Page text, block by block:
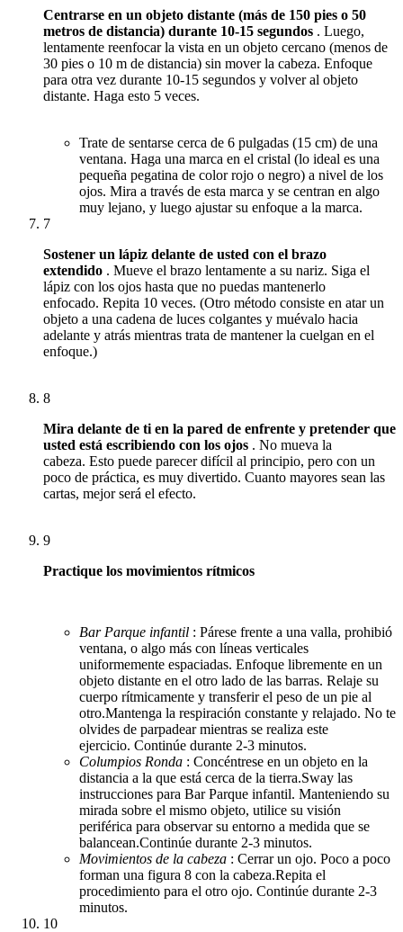
Centrarse en un objeto distante (más de 150 pies o 50
metros de distancia) durante 10-15 segundos . Luego,
lentamente reenfocar la vista en un objeto cercano (menos de
30 pies o 10 m de distancia) sin mover la cabeza. Enfoque
para otra vez durante 10-15 segundos y volver al objeto
distante. Haga esto 5 veces.
Trate de sentarse cerca de 6 pulgadas (15 cm) de una
ventana. Haga una marca en el cristal (lo ideal es una
pequeña pegatina de color rojo o negro) a nivel de los
ojos. Mira a través de esta marca y se centran en algo
muy lejano, y luego ajustar su enfoque a la marca.
7
Sostener un lápiz delante de usted con el brazo
extendido . Mueve el brazo lentamente a su nariz. Siga el
lápiz con los ojos hasta que no puedas mantenerlo
enfocado. Repita 10 veces. (Otro método consiste en atar un
objeto a una cadena de luces colgantes y muévalo hacia
adelante y atrás mientras trata de mantener la cuelgan en el
enfoque.)
8
Mira delante de ti en la pared de enfrente y pretender que
usted está escribiendo con los ojos . No mueva la
cabeza. Esto puede parecer difícil al principio, pero con un
poco de práctica, es muy divertido. Cuanto mayores sean las
cartas, mejor será el efecto.
9
Practique los movimientos rítmicos
Bar Parque infantil : Párese frente a una valla, prohibió
ventana, o algo más con líneas verticales
uniformemente espaciadas. Enfoque libremente en un
objeto distante en el otro lado de las barras. Relaje su
cuerpo rítmicamente y transferir el peso de un pie al
otro.Mantenga la respiración constante y relajado. No te
olvides de parpadear mientras se realiza este
ejercicio. Continúe durante 2-3 minutos.
Columpios Ronda : Concéntrese en un objeto en la
distancia a la que está cerca de la tierra.Sway las
instrucciones para Bar Parque infantil. Manteniendo su
mirada sobre el mismo objeto, utilice su visión
periférica para observar su entorno a medida que se
balancean.Continúe durante 2-3 minutos.
Movimientos de la cabeza : Cerrar un ojo. Poco a poco
forman una figura 8 con la cabeza.Repita el
procedimiento para el otro ojo. Continúe durante 2-3
minutos.
10